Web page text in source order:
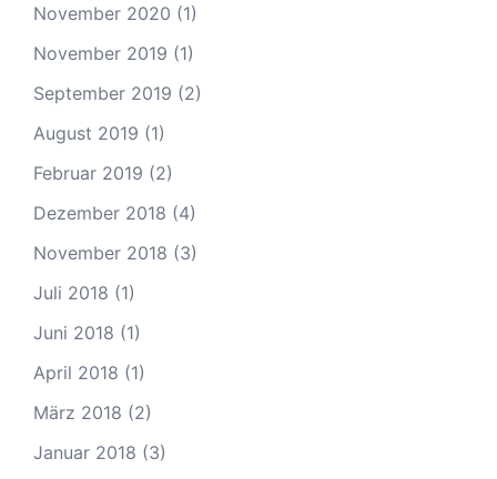
November 2020 (1)
November 2019 (1)
September 2019 (2)
August 2019 (1)
Februar 2019 (2)
Dezember 2018 (4)
November 2018 (3)
Juli 2018 (1)
Juni 2018 (1)
April 2018 (1)
März 2018 (2)
Januar 2018 (3)